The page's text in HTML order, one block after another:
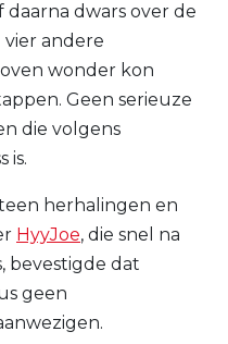
dwars over de
andere
wonder kon
Geen serieuze
die volgens
is.
herhalingen en
HyyJoe, die snel na
bevestigde dat
geen